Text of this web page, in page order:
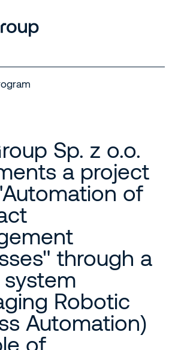
Sp. z o.o.
a project
of
through a
Robotic
Automation)
of